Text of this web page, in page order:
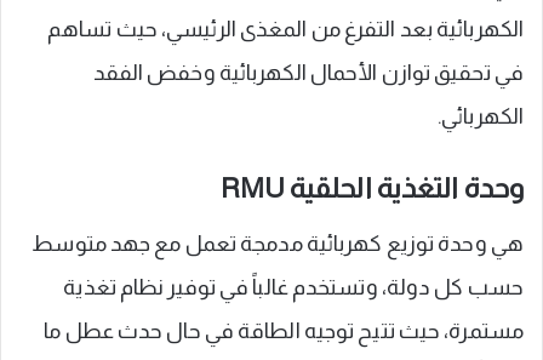
الكهربائية بعد التفرغ من المغذى الرئيسي، حيث تساهم
في تحقيق توازن الأحمال الكهربائية وخفض الفقد
الكهربائي.
وحدة التغذية الحلقية RMU
هي وحدة توزيع كهربائية مدمجة تعمل مع جهد متوسط
حسب كل دولة، وتستخدم غالباً في توفير نظام تغذية
مستمرة، حيث تتيح توجيه الطاقة في حال حدث عطل ما